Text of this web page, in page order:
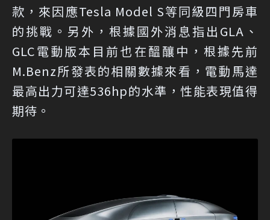
款，來因應Tesla Model S等同級四門房車
的挑戰。另外，根據國外消息指出GLA、
GLC電動版本目前也在醞釀中，根據先前
M.Benz所發表的相關數據來看，電動馬達
最高出力可達536hp的水準，性能表現值得
期待。